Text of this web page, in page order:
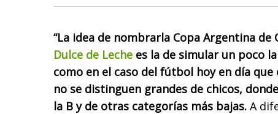
“La idea de nombrarla Copa Argentina de
Dulce de Leche es la de simular un poco
como en el caso del fútbol hoy en día
no se distinguen grandes de chicos,
la B y de otras categorías más bajas. A